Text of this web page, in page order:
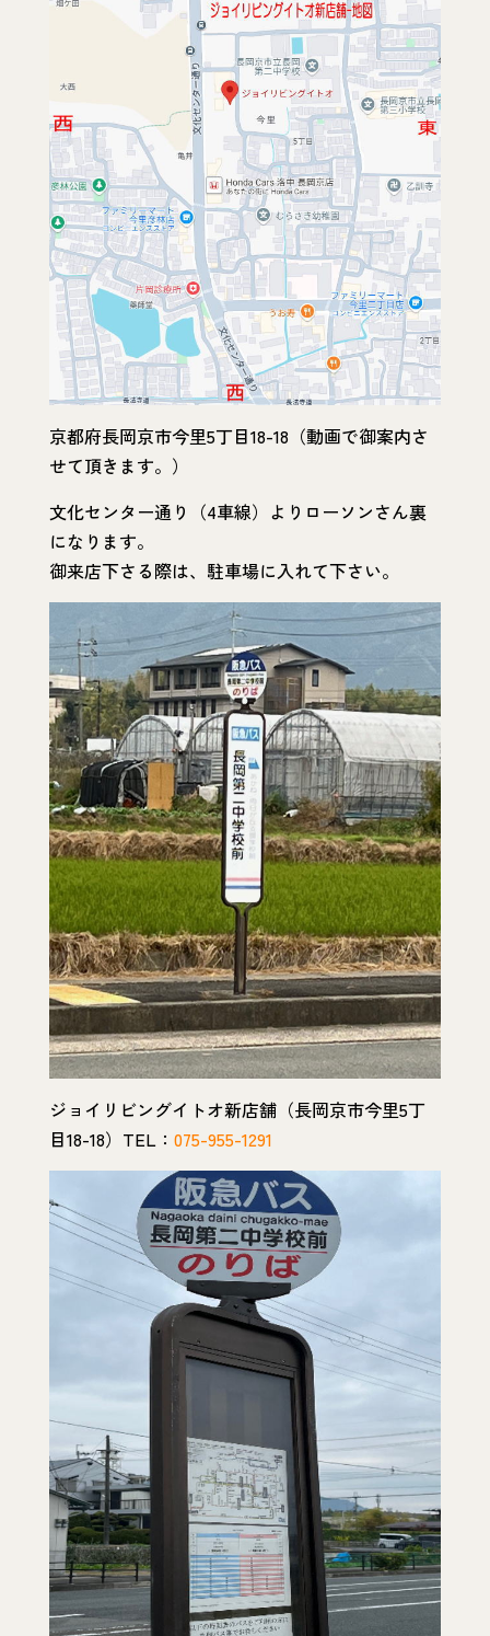
京都府長岡京市今里5丁目18-18（動画で御案内さ
せて頂きます。）
文化センター通り（4車線）よりローソンさん裏
になります。
御来店下さる際は、駐車場に入れて下さい。
ジョイリビングイトオ新店舗（長岡京市今里5丁
目18-18）TEL： 075-955-1291